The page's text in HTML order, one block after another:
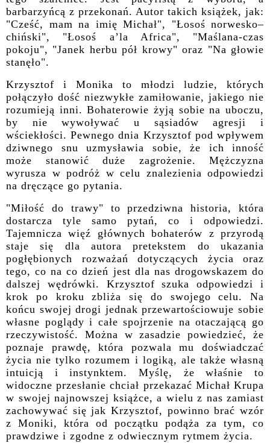
barbarzyńcą z przekonań. Autor takich książek, jak:
"Cześć, mam na imię Michał", "Łosoś norwesko–
chiński", "Łosoś a’la Africa", "Maślana-czas
pokoju", "Janek herbu pół krowy" oraz "Na głowie
stanęło".
Krzysztof i Monika to młodzi ludzie, których
połączyło dość niezwykłe zamiłowanie, jakiego nie
rozumieją inni. Bohaterowie żyją sobie na uboczu,
by nie wywoływać u sąsiadów agresji i
wściekłości. Pewnego dnia Krzysztof pod wpływem
dziwnego snu uzmysławia sobie, że ich inność
może stanowić duże zagrożenie. Mężczyzna
wyrusza w podróż w celu znalezienia odpowiedzi
na dręczące go pytania.
"Miłość do trawy" to przedziwna historia, która
dostarcza tyle samo pytań, co i odpowiedzi.
Tajemnicza więź głównych bohaterów z przyrodą
staje się dla autora pretekstem do ukazania
pogłębionych rozważań dotyczących życia oraz
tego, co na co dzień jest dla nas drogowskazem do
dalszej wędrówki. Krzysztof szuka odpowiedzi i
krok po kroku zbliża się do swojego celu. Na
końcu swojej drogi jednak przewartościowuje sobie
własne poglądy i całe spojrzenie na otaczającą go
rzeczywistość. Można w zasadzie powiedzieć, że
poznaje prawdę, która pozwala mu doświadczać
życia nie tylko rozumem i logiką, ale także własną
intuicją i instynktem. Myślę, że właśnie to
widoczne przesłanie chciał przekazać Michał Krupa
w swojej najnowszej książce, a wielu z nas zamiast
zachowywać się jak Krzysztof, powinno brać wzór
z Moniki, która od początku podąża za tym, co
prawdziwe i zgodne z odwiecznym rytmem życia.